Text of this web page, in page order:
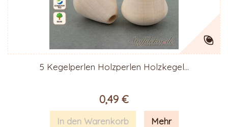
5 Kegelperlen Holzperlen Holzkegel...
0,49 €
In den Warenkorb Mehr